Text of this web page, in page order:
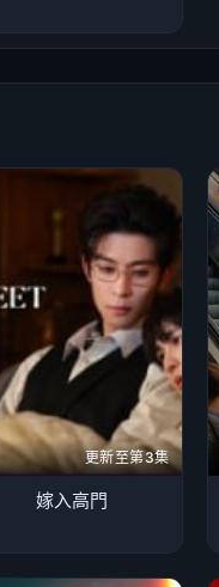
更新至第3集
嫁入高門